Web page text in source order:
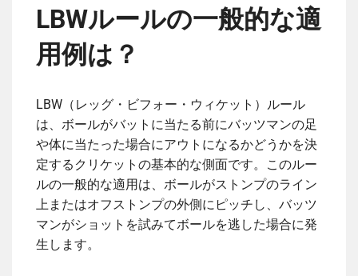
LBWルールの一般的な適
用例は？
LBW（レッグ・ビフォー・ウィケット）ルール
は、ボールがバットに当たる前にバッツマンの足
や体に当たった場合にアウトになるかどうかを決
定するクリケットの基本的な側面です。このルー
ルの一般的な適用は、ボールがストンプのライン
上またはオフストンプの外側にピッチし、バッツ
マンがショットを試みてボールを逃した場合に発
生します。